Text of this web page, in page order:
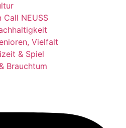
Call NEUSS
Vielfalt
& Spiel
Brauchtum